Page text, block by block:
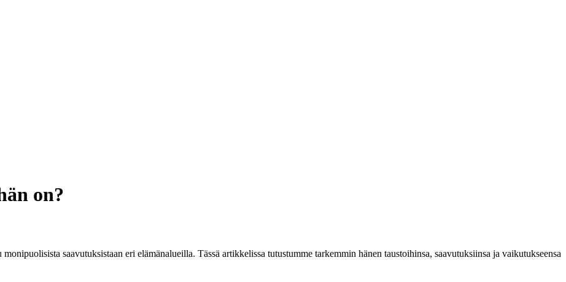
on?
saavutuksistaan eri elämänalueilla. Tässä artikkelissa tutustumme tarkemmin hänen taustoihinsa, saavutuksiinsa ja vaikutukseensa